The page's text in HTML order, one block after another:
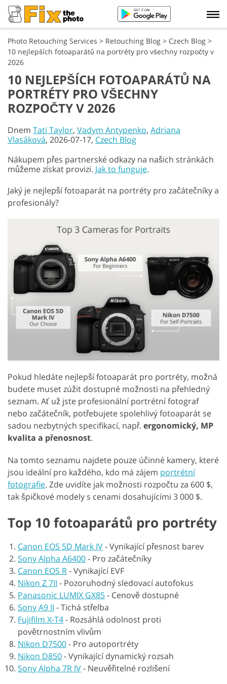
Photo Retouching Services > Retouching Blog > Czech Blog >
10 nejlepších fotoaparátů na portréty pro všechny rozpočty v
2026
10 NEJLEPŠÍCH FOTOAPARÁTŮ NA
PORTRÉTY PRO VŠECHNY
ROZPOČTY V 2026
Dnem Tati Taylor, Vadym Antypenko, Adriana
Vlasáková, 2026-07-17, Czech Blog
Nákupem přes partnerské odkazy na našich stránkách
můžeme získat provizi. Jak to funguje.
Jaký je nejlepší fotoaparát na portréty pro začátečníky a
profesionály?
Pokud hledáte nejlepší fotoaparát pro portréty, možná
budete muset zúžit dostupné možnosti na přehledný
seznam. Ať už jste profesionální portrétní fotograf
nebo začátečník, potřebujete spolehlivý fotoaparát se
sadou nezbytných specifikací, např. ergonomický, MP
kvalita a přenosnost.
Na tomto seznamu najdete pouze účinné kamery, které
jsou ideální pro každého, kdo má zájem portrétní
fotografie. Zde uvidíte jak možnosti rozpočtu za 600 $,
tak špičkové modely s cenami dosahujícími 3 000 $.
Top 10 fotoaparátů pro portréty
Canon EOS 5D Mark IV-Vynikající přesnost barev
Sony Alpha A6400- Pro začátečníky
Canon EOS R-Vynikající EVF
Nikon Z 7II - Pozoruhodný sledovací autofokus
Panasonic LUMIX GX85- Cenově dostupné
Sony A9 II -Tichá střelba
Fujifilm X-T4- Rozsáhlá odolnost proti
povětrnostním vlivům
Nikon D7500- Pro autoportréty
Nikon D850-Vynikající dynamický rozsah
Sony Alpha 7R IV- Neuvěřitelné rozlišení